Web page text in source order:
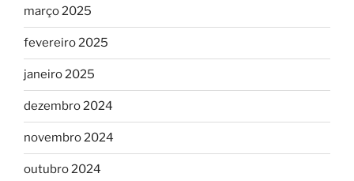
março 2025
fevereiro 2025
janeiro 2025
dezembro 2024
novembro 2024
outubro 2024